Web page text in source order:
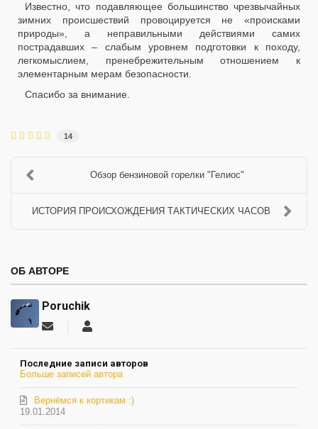
Известно, что подавляющее большинство чрезвычайных
зимних происшествий провоцируется не «происками
природы», а неправильными действиями самих
пострадавших – слабым уровнем подготовки к походу,
легкомыслием, пренебрежительным отношением к
элементарным мерам безопасности.
Спасибо за внимание.
14
Обзор бензиновой горелки "Гелиос"
ИСТОРИЯ ПРОИСХОЖДЕНИЯ ТАКТИЧЕСКИХ ЧАСОВ
ОБ АВТОРЕ
Poruchik
Подписаться
автора
Последние записи авторов
Больше записей автора
19.01.2014
Вернёмся к кортикам :)